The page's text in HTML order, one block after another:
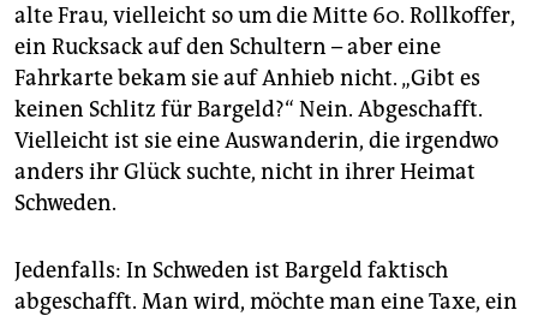
abo
genossenschaft
epaper login
alte Frau, vielleicht so um die Mitte 60. Rollkoffer,
ein Rucksack auf den Schultern – aber eine
Fahrkarte bekam sie auf Anhieb nicht. „Gibt es
keinen Schlitz für Bargeld?“ Nein. Abgeschafft.
Vielleicht ist sie eine Auswanderin, die irgendwo
anders ihr Glück suchte, nicht in ihrer Heimat
Schweden.
Jedenfalls: In Schweden ist Bargeld faktisch
abgeschafft. Man wird, möchte man eine Taxe, ein